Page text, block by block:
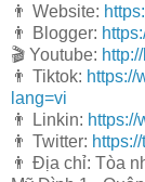
👨 Website:
👨 Blogger:
🎬 Youtube:
👨 Tiktok: https://
lang=vi
👨 Linkin:
👨 Twitter:
👨 Địa chỉ: Tòa